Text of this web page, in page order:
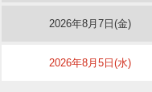
2026年8月7日(金)
2026年8月5日(水)